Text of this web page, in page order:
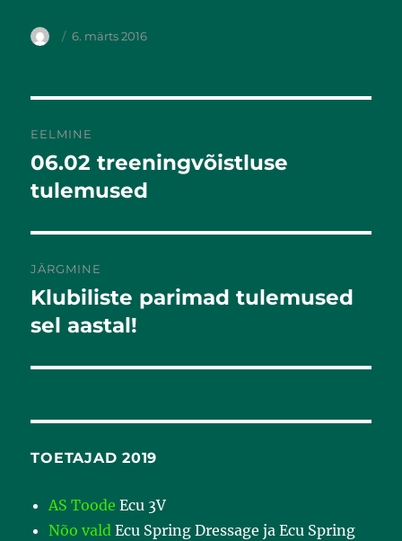
6. märts 2016
EELMINE
Eelmine
postitus:
06.02 treeningvõistluse
tulemused
JÄRGMINE
Järgmine
postitus:
Klubiliste parimad tulemused
sel aastal!
TOETAJAD 2019
AS Toode Ecu 3V
Nõo vald Ecu Spring Dressage ja Ecu Spring